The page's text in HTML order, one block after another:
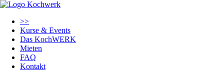
überspringen
>>
Kurse & Events
Das KochWERK
Mieten
FAQ
Kontakt